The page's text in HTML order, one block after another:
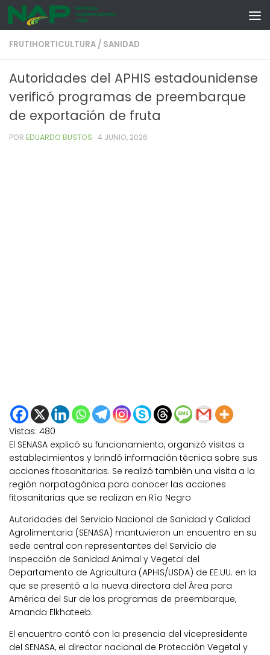
Skip to content
FRUTIHORTICULTURA / SANIDAD
Autoridades del APHIS estadounidense
verificó programas de preembarque
de exportación de fruta
POR EDUARDO BUSTOS · 4 JUNIO, 2026
Vistas: 480
El SENASA explicó su funcionamiento, organizó visitas a
establecimientos y brindó información técnica sobre sus
acciones fitosanitarias. Se realizó también una visita a la
región norpatagónica para conocer las acciones
fitosanitarias que se realizan en Río Negro
Autoridades del Servicio Nacional de Sanidad y Calidad
Agrolimentaria (SENASA) mantuvieron un encuentro en su
sede central con representantes del Servicio de
Inspección de Sanidad Animal y Vegetal del
Departamento de Agricultura (APHIS/USDA) de EE.UU. en la
que se presentó a la nueva directora del Área para
América del Sur de los programas de preembarque,
Amanda Elkhateeb.
El encuentro contó con la presencia del vicepresidente
del SENASA, el director nacional de Protección Vegetal y